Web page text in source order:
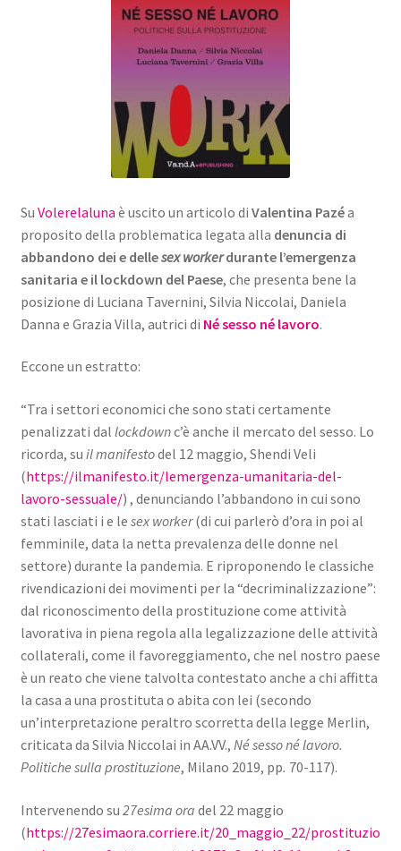
Su Volerelaluna è uscito un articolo di Valentina Pazéa
proposito della problematica legata alla denuncia di
abbandono dei e dellesex workerdurante l’emergenza
sanitaria e il lockdown del Paese, che presenta bene la
posizione di Luciana Tavernini, Silvia Niccolai, Daniela
Danna e Grazia Villa, autrici di Né sesso né lavoro.
Eccone un estratto:
“Tra i settori economici che sono stati certamente
penalizzati dal lockdownc’è anche il mercato del sesso. Lo
ricorda, su il manifestodel 12 maggio, Shendi Veli
(https://ilmanifesto.it/lemergenza-umanitaria-del-
lavoro-sessuale/) , denunciando l’abbandono in cui sono
stati lasciati i e le sex worker(di cui parlerò d’ora in poi al
femminile, data la netta prevalenza delle donne nel
settore) durante la pandemia. E riproponendo le classiche
rivendicazioni dei movimenti per la “decriminalizzazione”:
dal riconoscimento della prostituzione come attività
lavorativa in piena regola alla legalizzazione delle attività
collaterali, come il favoreggiamento, che nel nostro paese
è un reato che viene talvolta contestato anche a chi affitta
la casa a una prostituta o abita con lei (secondo
un’interpretazione peraltro scorretta della legge Merlin,
criticata da Silvia Niccolai in AA.VV., Né sesso né lavoro.
Politiche sulla prostituzione, Milano 2019, pp. 70-117).
Intervenendo su 27esima ora del 22 maggio
(https://27esimaora.corriere.it/20_maggio_22/prostituzio